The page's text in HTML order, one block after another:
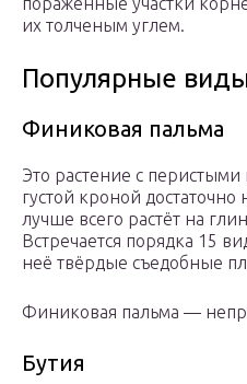
их толченым углем.
Популярные
Финиковая пальма
Это растение с
густой кроной
лучше всего растёт на
Встречается порядка 15
неё твёрдые съедобные
Финиковая пальма —
Бутия